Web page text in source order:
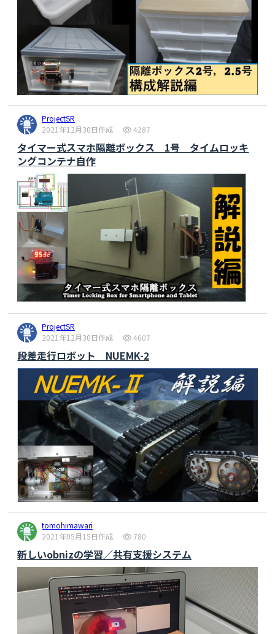
ProjectSR
2021年12月30日作成
4287
タイマー式スマホ隔離ボックス 1号 タイムロッキ
ングコンテナ自作
ProjectSR
2021年12月30日作成
4607
段差走行ロボット NUEMK-2
tomohimawari
2021年05月15日作成
780
新しいobnizの学習／共有支援システム